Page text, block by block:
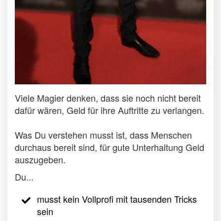
Viele Magier denken, dass sie noch nicht bereit
dafür wären, Geld für ihre Auftritte zu verlangen.
Was Du verstehen musst ist, dass Menschen
durchaus bereit sind, für gute Unterhaltung Geld
auszugeben.
Du...
musst kein Vollprofi mit tausenden Tricks
sein